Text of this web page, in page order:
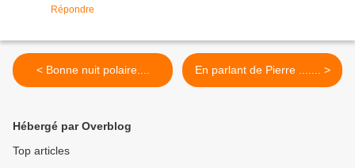
Répondre
< Bonne nuit polaire.... En parlant de Pierre ....... >
Hébergé par Overblog
Top articles